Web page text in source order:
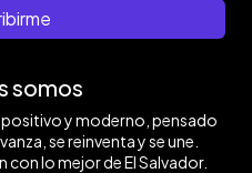
somos
y moderno, pensado
se reinventa y se une.
lo mejor de El Salvador.